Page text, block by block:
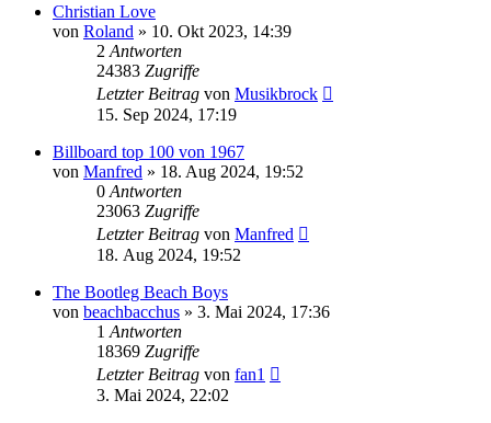
Christian Love
von Roland » 10. Okt 2023, 14:39
2 Antworten
24383 Zugriffe
Letzter Beitrag von Musikbrock
15. Sep 2024, 17:19
Billboard top 100 von 1967
von Manfred » 18. Aug 2024, 19:52
0 Antworten
23063 Zugriffe
Letzter Beitrag von Manfred
18. Aug 2024, 19:52
The Bootleg Beach Boys
von beachbacchus » 3. Mai 2024, 17:36
1 Antworten
18369 Zugriffe
Letzter Beitrag von fan1
3. Mai 2024, 22:02